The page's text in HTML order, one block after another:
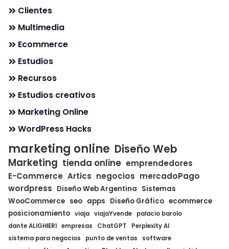
Clientes
Multimedia
Ecommerce
Estudios
Recursos
Estudios creativos
Marketing Online
WordPress Hacks
marketing online Diseño Web
Marketing tienda online emprendedores
E-Commerce Artics negocios mercadoPago
wordpress Diseño Web Argentina Sistemas
WooCommerce seo apps Diseño Gráfico ecommerce
posicionamiento viaja viajaYvende
palacio barolo
dante ALIGHIERI empresas ChatGPT
Perplexity AI
sistema para negocios
punto de ventas
software